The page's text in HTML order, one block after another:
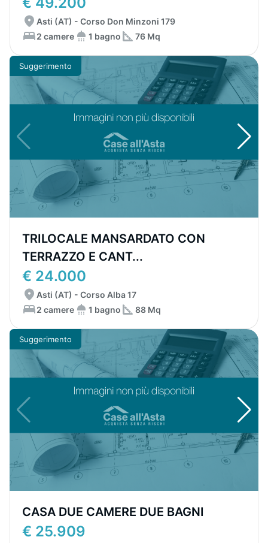
Asti (AT) - Corso Don Minzoni 179
2 camere
1 bagno 76 Mq
Suggerimento
TRILOCALE MANSARDATO CON
TERRAZZO E CANT...
€ 24.000
Asti (AT) - Corso Alba 17
2 camere
1 bagno 88 Mq
Suggerimento
CASA DUE CAMERE DUE BAGNI
€ 25.909